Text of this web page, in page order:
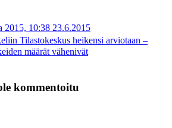
2015, 10:38 23.6.2015
Tilastokeskus heikensi arviotaan –
määrät vähenivät
kommentoitu